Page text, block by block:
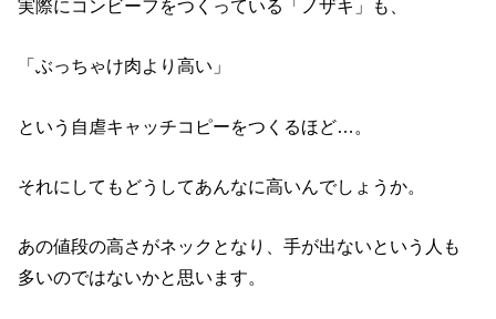
実際にコンビーフをつくっている「ノザキ」も、
「ぶっちゃけ肉より高い」
という自虐キャッチコピーをつくるほど…。
それにしてもどうしてあんなに高いんでしょうか。
あの値段の高さがネックとなり、手が出ないという人も
多いのではないかと思います。